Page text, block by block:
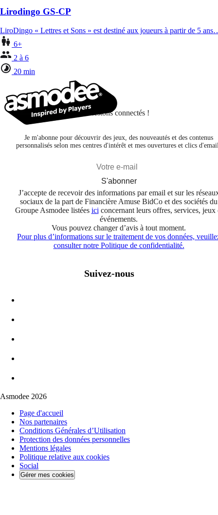
Lirodingo GS-CP
LiroDingo « Lettres et Sons » est destiné aux joueurs à partir de 5
6+
2 à 6
20 min
Restons connectés !
Je m'abonne pour découvrir des jeux, des nouveautés et des contenus
personnalisés selon mes centres d'intérêt et mes ouvertures et clics
S'abonner
J’accepte de recevoir des informations par email et sur les
sociaux de la part de Financière Amuse BidCo et des sociétés du
Groupe Asmodee listées iciconcernant leurs offres, services, jeux
événements.
Vous pouvez changer d’avis à tout moment.
Pour plus d’informations sur le traitement de vos données,
consulter notre Politique de confidentialité.
Suivez-nous
Asmodee 2026
Page d'accueil
Nos partenaires
Conditions Générales d’Utilisation
Protection des données personnelles
Mentions légales
Politique relative aux cookies
Social
Gérer mes cookies